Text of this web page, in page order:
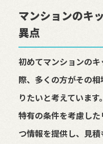
マンションのキ
異点
初めてマンションの
際、多くの方がその
りたいと考えていま
特有の条件を考慮し
つ情報を提供し、見